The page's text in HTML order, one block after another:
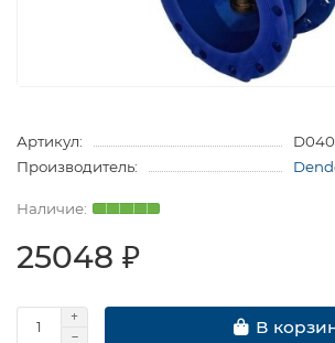
Артикул:
Производитель:
25048 ₽
В